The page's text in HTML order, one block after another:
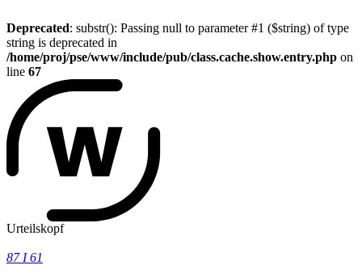
Deprecated: substr(): Passing null to parameter #1 ($string) of type
string is deprecated in
/home/proj/pse/www/include/pub/class.cache.show.entry.php on
line 67
Urteilskopf
87 I 61